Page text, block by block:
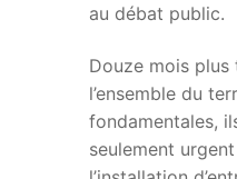
au débat public.
Douze mois plus
l’ensemble du
fondamentales,
seulement